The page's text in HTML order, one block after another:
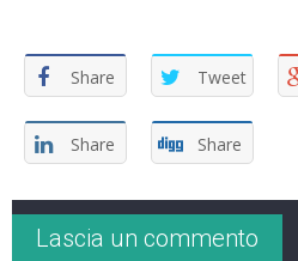
Share Tweet
Share Share
Lascia un commento